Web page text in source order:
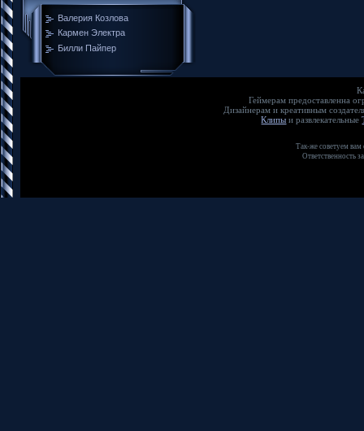
Валерия Козлова
Кармен Электра
Билли Пайпер
Геймерам предоставленна
Дизайнерам и креативным
Клипы и развлекательные
Так-же советуем
Ответственность